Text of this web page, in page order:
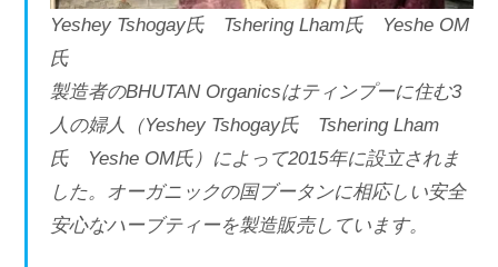
Yeshey Tshogay氏 Tshering Lham氏 Yeshe OM
氏
製造者のBHUTAN Organicsはティンプーに住む3
人の婦人（Yeshey Tshogay氏 Tshering Lham
氏 Yeshe OM氏）によって2015年に設立されま
した。オーガニックの国ブータンに相応しい安全
安心なハーブティーを製造販売しています。